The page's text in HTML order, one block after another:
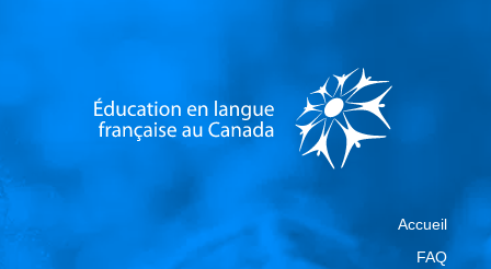
Accueil
FAQ